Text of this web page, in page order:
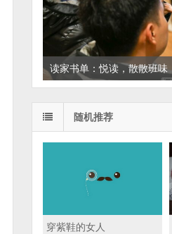
读家书单：悦读，散散班味
随机推荐
穿紫鞋的女人